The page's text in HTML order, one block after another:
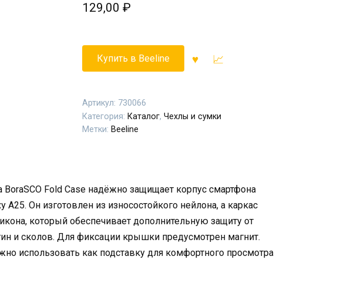
129,00 ₽
Купить в Beeline
Артикул: 730066
Категория: Каталог, Чехлы и сумки
Метки: Beeline
Fold Case надёжно защищает корпус смартфона
A25. Он изготовлен из износостойкого нейлона, а каркас
который обеспечивает дополнительную защиту от
и сколов. Для фиксации крышки предусмотрен магнит.
использовать как подставку для комфортного просмотра